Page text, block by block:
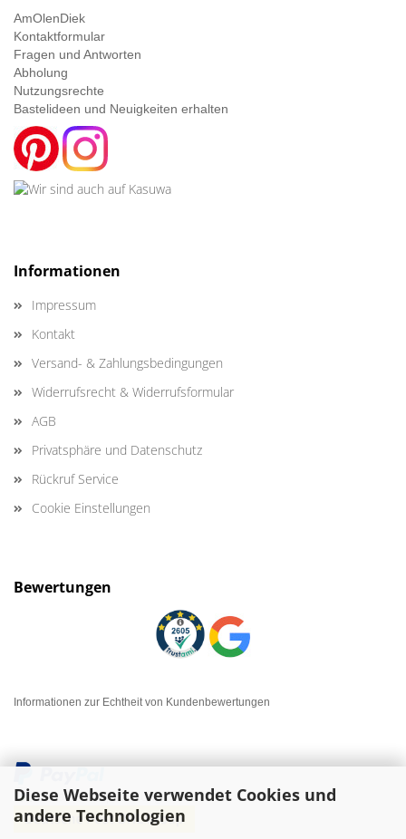
Diese Webseite verwendet Cookies und
andere Technologien
AmOlenDiek
Kontaktformular
Fragen und Antworten
Abholung
Nutzungsrechte
Bastelideen und Neuigkeiten erhalten
Informationen
Impressum
Kontakt
Versand- & Zahlungsbedingungen
Widerrufsrecht & Widerrufsformular
AGB
Privatsphäre und Datenschutz
Rückruf Service
Cookie Einstellungen
Bewertungen
Informationen zur Echtheit von Kundenbewertungen